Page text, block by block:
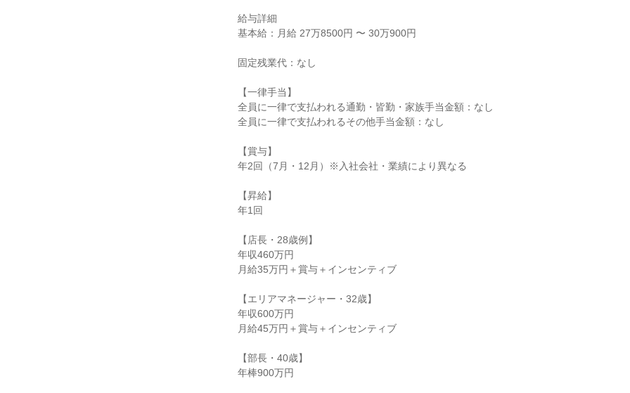
給与詳細
基本給：月給 27万8500円 〜 30万900円
固定残業代：なし
【一律手当】
全員に一律で支払われる通勤・皆勤・家族手当金額：なし
全員に一律で支払われるその他手当金額：なし
【賞与】
年2回（7月・12月）※入社会社・業績により異なる
【昇給】
年1回
【店長・28歳例】
年収460万円
月給35万円＋賞与＋インセンティブ
【エリアマネージャー・32歳】
年収600万円
月給45万円＋賞与＋インセンティブ
【部長・40歳】
年棒900万円